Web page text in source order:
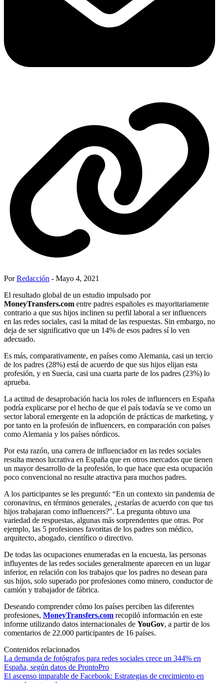
PorRedacción - Mayo 4, 2021
El resultado global de un estudio impulsado por
MoneyTransfers.com entre padres españoles es mayoritariamente
contrario a que sus hijos inclinen su perfil laboral a ser influencers
en las redes sociales, casi la mitad de las respuestas. Sin embargo, no
deja de ser significativo que un 14% de esos padres sí lo ven
adecuado.
Es más, comparativamente, en países como Alemania, casi un tercio
de los padres (28%) está de acuerdo de que sus hijos elijan esta
profesión, y en Suecia, casi una cuarta parte de los padres (23%) lo
aprueba.
La actitud de desaprobación hacia los roles de influencers en España
podría explicarse por el hecho de que el país todavía se ve como un
sector laboral emergente en la adopción de prácticas de marketing, y
por tanto en la profesión de influencers, en comparación con países
como Alemania y los países nórdicos.
Por esta razón, una carrera de influenciador en las redes sociales
resulta menos lucrativa en España que en otros mercados que tienen
un mayor desarrollo de la profesión, lo que hace que esta ocupación
poco convencional no resulte atractiva para muchos padres.
A los participantes se les preguntó: “En un contexto sin pandemia de
coronavirus, en términos generales, ¿estarías de acuerdo con que tus
hijos trabajaran como influencers?". La pregunta obtuvo una
variedad de respuestas, algunas más sorprendentes que otras. Por
ejemplo, las 5 profesiones favoritas de los padres son médico,
arquitecto, abogado, científico o directivo.
De todas las ocupaciones enumeradas en la encuesta, las personas
influyentes de las redes sociales generalmente aparecen en un lugar
inferior, en relación con los trabajos que los padres no desean para
sus hijos, solo superado por profesiones como minero, conductor de
camión y trabajador de fábrica.
Deseando comprender cómo los países perciben las diferentes
profesiones, MoneyTransfers.com recopiló información en este
informe utilizando datos internacionales de YouGov, a partir de los
comentarios de 22.000 participantes de 16 países.
Contenidos relacionados
La demanda de fotógrafos para redes sociales crece un 344% en
España, según datos de ProntoPro
El ascenso imparable de Facebook: Estrategias de crecimiento en